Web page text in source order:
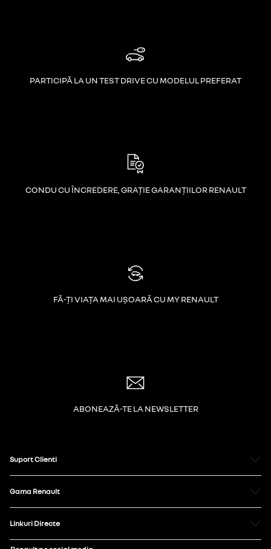
PARTICIPĂ LA UN TEST DRIVE CU MODELUL PREFERAT
CONDU CU ÎNCREDERE, GRAȚIE GARANȚIILOR RENAULT
FĂ-ȚI VIAȚA MAI UȘOARĂ CU MY RENAULT
ABONEAZĂ-TE LA NEWSLETTER
Suport Clienti
Gama Renault
Linkuri Directe